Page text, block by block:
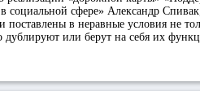
социальной сфере» Александр
в неравные условия не
дублируют или берут на себя их